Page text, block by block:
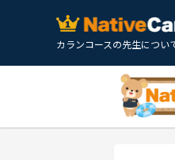
カランコースの先生につい